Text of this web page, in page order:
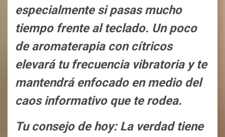
especialmente si pasas mucho
tiempo frente al teclado. Un poco
de aromaterapia con cítricos
elevará tu frecuencia vibratoria y te
mantendrá enfocado en medio del
caos informativo que te rodea.
Tu consejo de hoy: La verdad tiene